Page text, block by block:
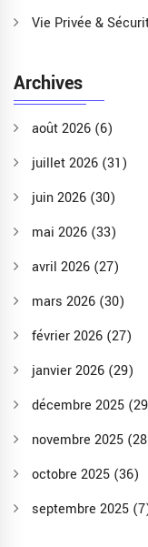
Vie Privée &
Archives
août 2026 (6)
juillet 2026 (31)
juin 2026 (30)
mai 2026 (33)
avril 2026 (27)
mars 2026 (30)
février 2026 (27)
janvier 2026 (29)
décembre 2025
novembre 2025
octobre 2025 (36)
septembre 2025